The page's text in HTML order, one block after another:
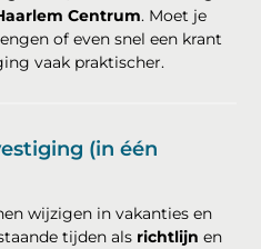
Centrum. Moet je
of even snel een krant
vaak praktischer.
(in één
wijzigen in vakanties en
tijden als richtlijn en